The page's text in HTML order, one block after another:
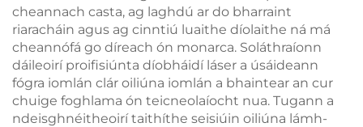
cheannach casta, ag laghdú ar do bharraint
riaracháin agus ag cinntiú luaithe díolaithe ná má
cheannófá go díreach ón monarca. Soláthraíonn
dáileoirí proifisiúnta díobháidí láser a úsáideann
fógra iomlán clár oiliúna iomlán a bhaintear an cur
chuige foghlama ón teicneolaíocht nua. Tugann a
ndeisghnéitheoirí taithíthe seisiúin oiliúna lámh-